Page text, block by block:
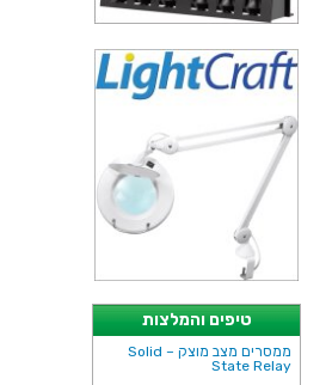
טיפים והמלצות
ממסרים מצב מוצק – Solid
State Relay